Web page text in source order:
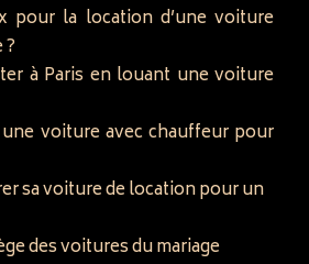
pour la location d’une voiture
à Paris en louant une voiture
voiture avec chauffeur pour
sa voiture de location pour un
des voitures du mariage